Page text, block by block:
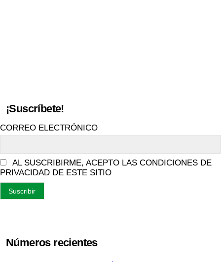
¡Suscríbete!
CORREO ELECTRÓNICO
AL SUSCRIBIRME, ACEPTO LAS CONDICIONES DE
PRIVACIDAD DE ESTE SITIO
Números recientes